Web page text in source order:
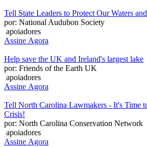
Tell State Leaders to Protect Our Waters
por: National Audubon Society
apoiadores
Assine Agora
Help save the UK and Ireland's largest lake
por: Friends of the Earth UK
apoiadores
Assine Agora
Tell North Carolina Lawmakers - It's Time
Crisis!
por: North Carolina Conservation Network
apoiadores
Assine Agora